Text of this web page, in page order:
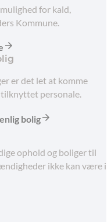
for kald,
Kommune.
er det let at komme
personale.
bolig
ophold og boliger til
ikke kan være i